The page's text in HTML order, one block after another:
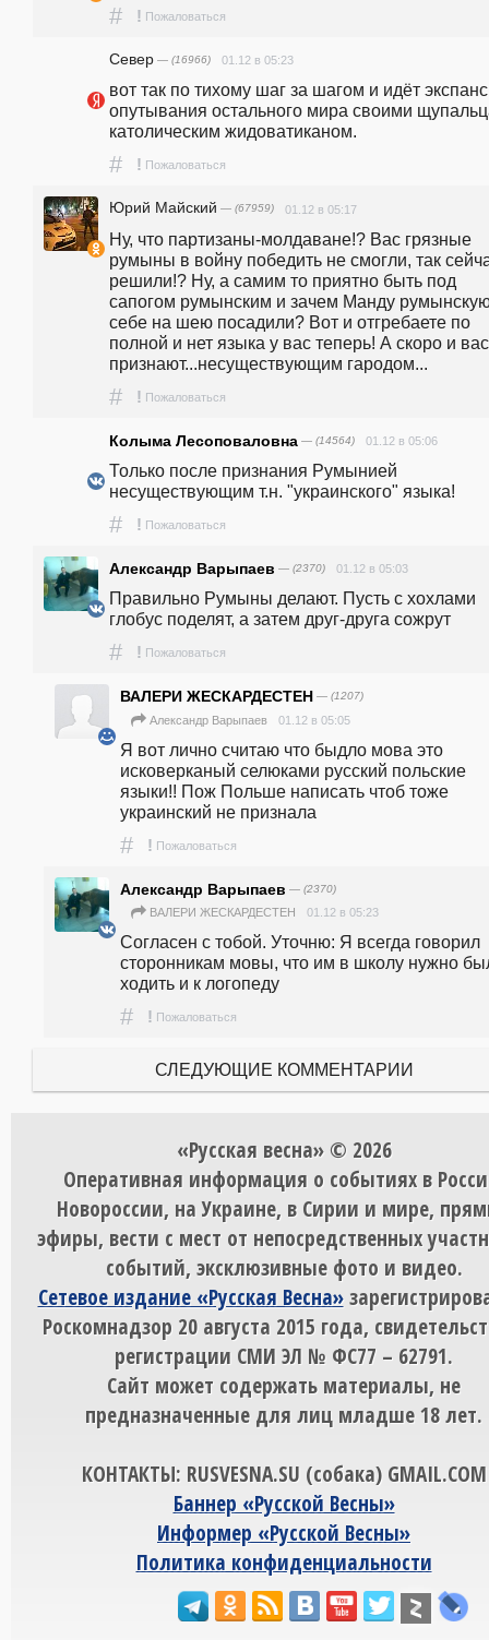
# ! Пожаловаться
Север — (16966) 01.12 в 05:23
вот так по тихому шаг за шагом и идёт
опутывания остального мира своими
католическим жидоватиканом.
# ! Пожаловаться
Юрий Майский — (67959) 01.12 в 05:17
Ну, что партизаны-молдаване!? Вас грязные
румыны в войну победить не смогли, так
решили!? Ну, а самим то приятно быть под
сапогом румынским и зачем Манду
себе на шею посадили? Вот и отгребаете по
полной и нет языка у вас теперь! А скоро и вас
признают...несуществующим гародом...
# ! Пожаловаться
Колыма Лесоповаловна — (14564) 01.12 в 05:06
Только после признания Румынией
несуществующим т.н. "украинского" языка!
# ! Пожаловаться
Александр Варыпаев — (2370) 01.12 в 05:03
Правильно Румыны делают. Пусть с хохлами
глобус поделят, а затем друг-друга сожрут
# ! Пожаловаться
ВАЛЕРИ ЖЕСКАРДЕСТЕН — (1207)
Александр Варыпаев 01.12 в 05:05
Я вот лично считаю что быдло мова это
исковерканый селюками русский польские
языки!! Пож Польше написать чтоб тоже
украинский не признала
# ! Пожаловаться
Александр Варыпаев — (2370)
ВАЛЕРИ ЖЕСКАРДЕСТЕН 01.12 в 05:23
Согласен с тобой. Уточню: Я всегда говорил
сторонникам мовы, что им в школу нужно
ходить и к логопеду
# ! Пожаловаться
СЛЕДУЮЩИЕ КОММЕНТАРИИ
«Русская весна» © 2026
Оперативная информация о событиях в
Новороссии, на Украине, в Сирии и мире,
эфиры, вести с мест от непосредственных
событий, эксклюзивные фото и видео.
Сетевое издание «Русская Весна»
Роскомнадзор 20 августа 2015 года,
регистрации СМИ ЭЛ № ФС77 – 62791.
Сайт может содержать материалы, не
предназначенные для лиц младше 18 лет.
КОНТАКТЫ: RUSVESNA.SU (собака) GMAIL.COM
Баннер «Русской Весны»
Информер «Русской Весны»
Политика конфиденциальности